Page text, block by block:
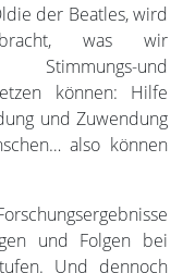
der Beatles, wird
was wir
und
können: Hilfe
und Zuwendung
also können
und Folgen bei
Und dennoch